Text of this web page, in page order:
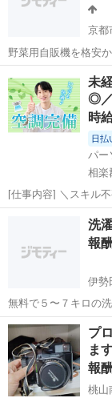
京都
野菜用自販機を格安
さい。宜しくお願い
未
◎／
時
日払
パー
相楽
[仕事内容] ＼スキル
無料駐車場も完備♪ ◎
ます。 ◎快適なクリ
い環境です。 ◎土日
相楽郡
洗
報
伊勢
無料で５〜７キロの洗濯機が欲しい
方も希望いたします。
京都 宇治市
プ
ま
報
桃山